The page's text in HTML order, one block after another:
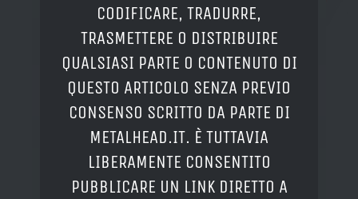
CODIFICARE, TRADURRE,
TRASMETTERE O DISTRIBUIRE
QUALSIASI PARTE O CONTENUTO DI
QUESTO ARTICOLO SENZA PREVIO
CONSENSO SCRITTO DA PARTE DI
METALHEAD.IT. È TUTTAVIA
LIBERAMENTE CONSENTITO
PUBBLICARE UN LINK DIRETTO A